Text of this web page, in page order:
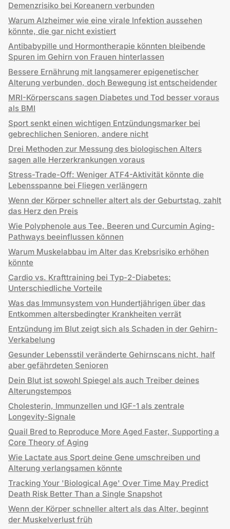
Demenzrisiko bei Koreanern verbunden
Warum Alzheimer wie eine virale Infektion aussehen
könnte, die gar nicht existiert
Antibabypille und Hormontherapie könnten bleibende
Spuren im Gehirn von Frauen hinterlassen
Bessere Ernährung mit langsamerer epigenetischer
Alterung verbunden, doch Bewegung ist entscheidender
MRI-Körperscans sagen Diabetes und Tod besser voraus
als BMI
Sport senkt einen wichtigen Entzündungsmarker bei
gebrechlichen Senioren, andere nicht
Drei Methoden zur Messung des biologischen Alters
sagen alle Herzerkrankungen voraus
Stress-Trade-Off: Weniger ATF4-Aktivität könnte die
Lebensspanne bei Fliegen verlängern
Wenn der Körper schneller altert als der Geburtstag, zahlt
das Herz den Preis
Wie Polyphenole aus Tee, Beeren und Curcumin Aging-
Pathways beeinflussen können
Warum Muskelabbau im Alter das Krebsrisiko erhöhen
könnte
Cardio vs. Krafttraining bei Typ-2-Diabetes:
Unterschiedliche Vorteile
Was das Immunsystem von Hundertjährigen über das
Entkommen altersbedingter Krankheiten verrät
Entzündung im Blut zeigt sich als Schaden in der Gehirn-
Verkabelung
Gesunder Lebensstil veränderte Gehirnscans nicht, half
aber gefährdeten Senioren
Dein Blut ist sowohl Spiegel als auch Treiber deines
Alterungstempos
Cholesterin, Immunzellen und IGF-1 als zentrale
Longevity-Signale
Quail Bred to Reproduce More Aged Faster, Supporting a
Core Theory of Aging
Wie Lactate aus Sport deine Gene umschreiben und
Alterung verlangsamen könnte
Tracking Your 'Biological Age' Over Time May Predict
Death Risk Better Than a Single Snapshot
Wenn der Körper schneller altert als das Alter, beginnt
der Muskelverlust früh